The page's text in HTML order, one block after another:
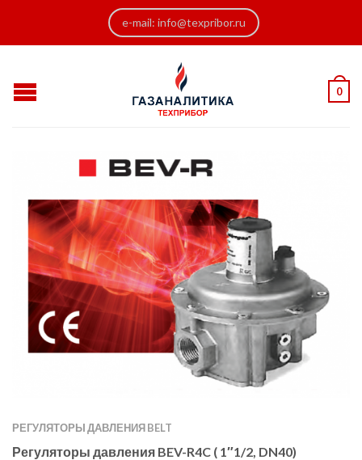
e-mail: info@texpribor.ru
0
РЕГУЛЯТОРЫ ДАВЛЕНИЯ BELT
Регуляторы давления BEV-R4C ( 1″1/2, DN40)